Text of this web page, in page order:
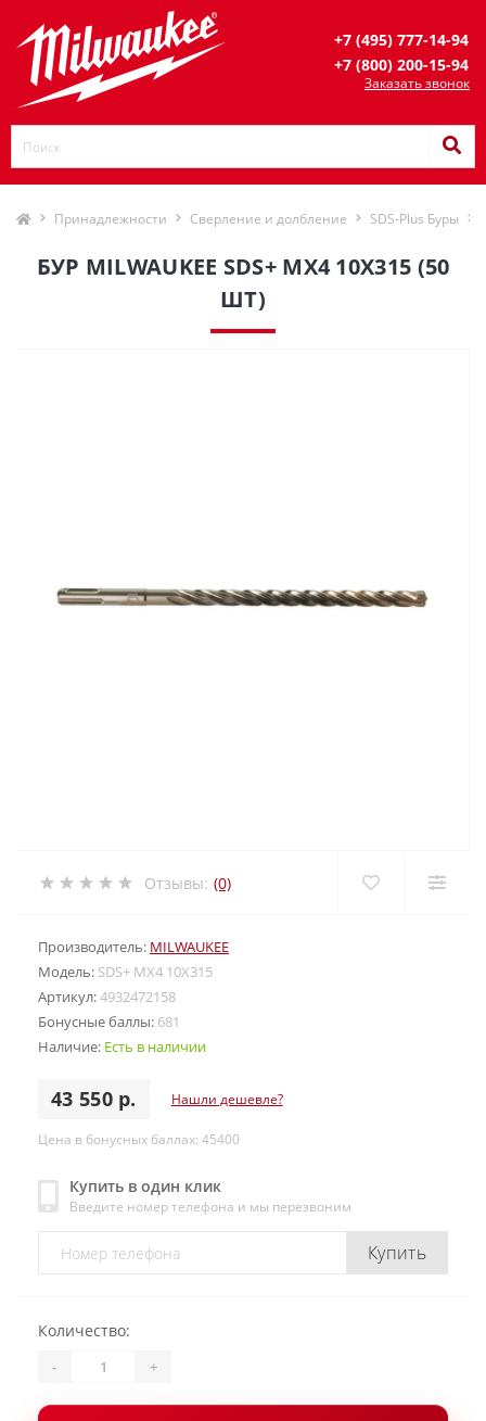
+7 (495) 777-14-94
+7 (800) 200-15-94
Заказать звонок
Принадлежности Сверление и долбление SDS-Plus Буры
БУР MILWAUKEE SDS+ MX4 10X315 (50
ШТ)
Отзывы: (0)
Производитель: MILWAUKEE
Модель: SDS+ MX4 10X315
Артикул:4932472158
Бонусные баллы: 681
Наличие: Есть в наличии
43 550 р. Нашли дешевле?
Цена в бонусных баллах: 45400
Купить в один клик
Введите номер телефона и мы перезвоним
Купить
Количество:
- +